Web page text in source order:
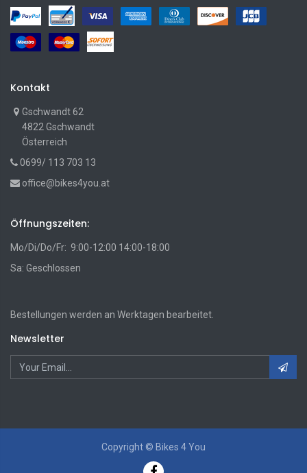
Kontakt
Gschwandt 62
4822 Gschwandt
Österreich
0699/ 113 703 13
office@bikes4you.at
Öffnungszeiten:
Mo/Di/Do/Fr: 9:00-12:00 14:00-18:00
Sa: Geschlossen
Bestellungen werden an Werktagen bearbeitet.
Newsletter
Copyright © Bikes 4 You